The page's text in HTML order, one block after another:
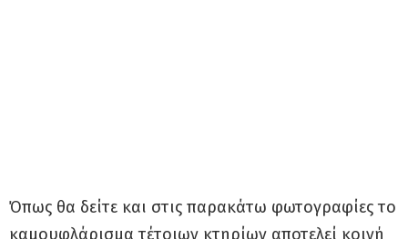
Όπως θα δείτε και στις παρακάτω φωτογραφίες το
καμουφλάρισμα τέτοιων κτηρίων αποτελεί κοινή